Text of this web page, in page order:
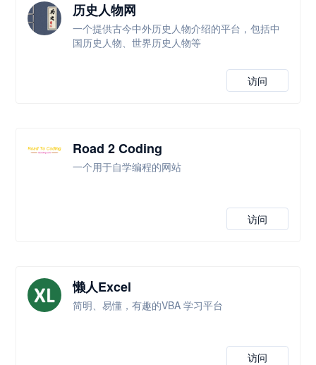
历史人物网
一个提供古今中外历史人物介绍的平台，包括中
国历史人物、世界历史人物等
访问
Road 2 Coding
一个用于自学编程的网站
访问
懒人Excel
简明、易懂，有趣的VBA 学习平台
访问